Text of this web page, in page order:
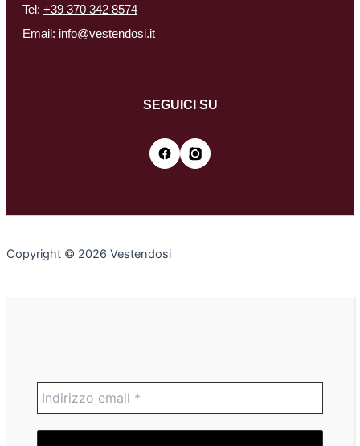
Tel: +39 370 342 8574
Email: info@vestendosi.it
SEGUICI SU
Copyright © 2026 Vestendosi